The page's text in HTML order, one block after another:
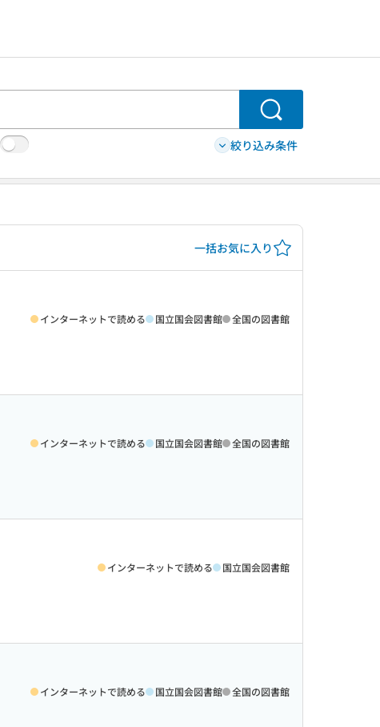
検索
絞り込み条件
一括お気に入り
インターネットで読める 国立国会図書館 全国の図書館
インターネットで読める 国立国会図書館 全国の図書館
インターネットで読める 国立国会図書館
インターネットで読める 国立国会図書館 全国の図書館